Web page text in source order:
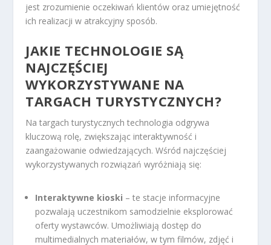
jest zrozumienie oczekiwań klientów oraz umiejętność
ich realizacji w atrakcyjny sposób.
JAKIE TECHNOLOGIE SĄ
NAJCZĘŚCIEJ
WYKORZYSTYWANE NA
TARGACH TURYSTYCZNYCH?
Na targach turystycznych technologia odgrywa
kluczową rolę, zwiększając interaktywność i
zaangażowanie odwiedzających. Wśród najczęściej
wykorzystywanych rozwiązań wyróżniają się:
Interaktywne kioski – te stacje informacyjne
pozwalają uczestnikom samodzielnie eksplorować
oferty wystawców. Umożliwiają dostęp do
multimedialnych materiałów, w tym filmów, zdjęć i